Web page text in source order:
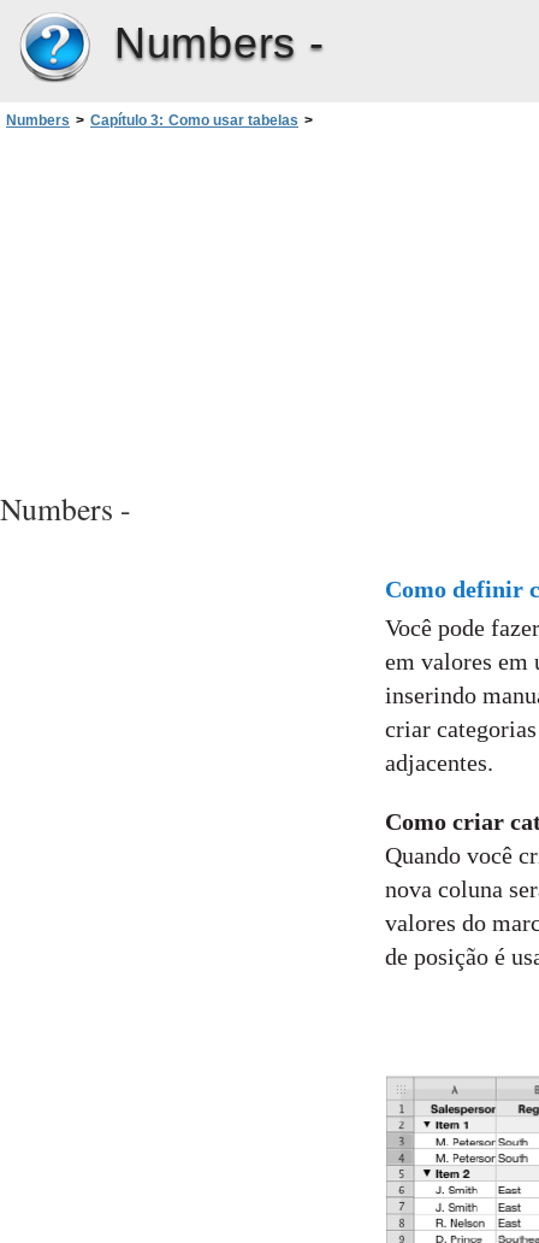
Numbers -
Numbers > Capítulo 3: Como usar tabelas >
Numbers -
Como definir
Você pode
em valores em
inserindo
criar
adjacentes.
Como criar
Quando você
nova coluna
valores do
de posição é